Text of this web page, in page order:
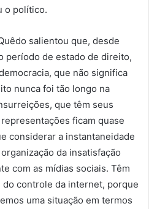
o político.
salientou que, desde
período de estado de direito,
que não significa
nunca foi tão longo na
que têm seus
ficam quase
considerar a instantaneidade
da insatisfação
com as mídias sociais. Têm
do controle da internet, porque
uma situação em termos